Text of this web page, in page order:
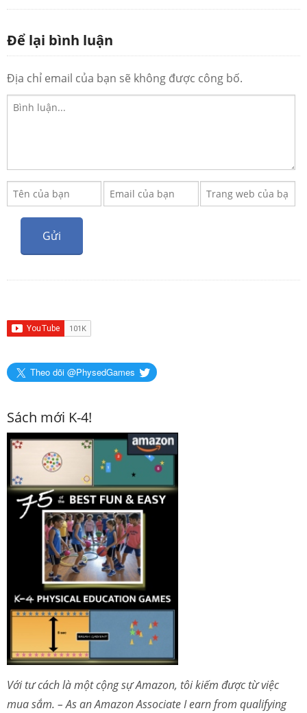
Để lại bình luận
Địa chỉ email của bạn sẽ không được công bố.
Theo dõi @PhysedGames
Sách mới K-4!
Với tư cách là một cộng sự Amazon, tôi kiếm được từ việc
mua sắm. – As an Amazon Associate I earn from qualifying